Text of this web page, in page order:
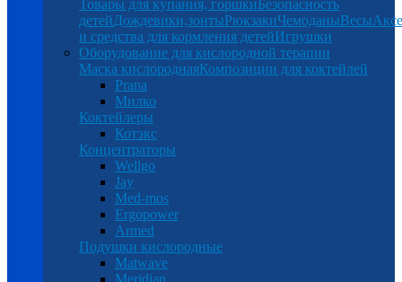
Товары для купания, горшкиБезопасность
детейДождевики,зонтыРюкзакиЧемоданыВесы
и средства для кормления детейИгрушки
Оборудование для кислородной терапии
Маска кислороднаяКомпозиции для коктейлей
Prana
Милко
Коктейлеры
Котэкс
Концентраторы
Wellgo
Jay
Med-mos
Ergopower
Armed
Подушки кислородные
Matwave
Meridian